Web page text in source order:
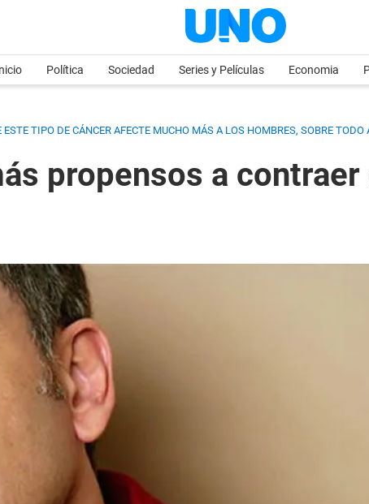
Política Sociedad Series y Películas Economia
TIPO DE CÁNCER AFECTE MUCHO MÁS A LOS HOMBRES, SOBRE
propensos a contraer